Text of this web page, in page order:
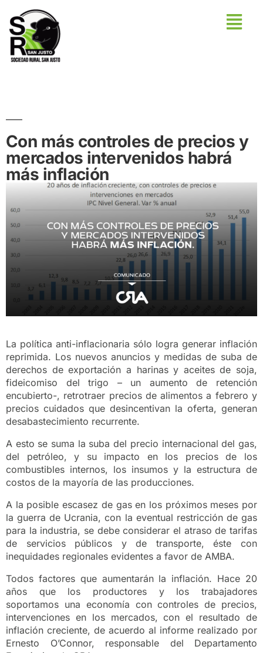
Con más controles de precios y
mercados intervenidos habrá
más inflación
La política anti-inflacionaria sólo logra generar inflación
reprimida. Los nuevos anuncios y medidas de suba de
derechos de exportación a harinas y aceites de soja,
fideicomiso del trigo – un aumento de retención
encubierto-, retrotraer precios de alimentos a febrero y
precios cuidados que desincentivan la oferta, generan
desabastecimiento recurrente.
A esto se suma la suba del precio internacional del gas,
del petróleo, y su impacto en los precios de los
combustibles internos, los insumos y la estructura de
costos de la mayoría de las producciones.
A la posible escasez de gas en los próximos meses por
la guerra de Ucrania, con la eventual restricción de gas
para la industria, se debe considerar el atraso de tarifas
de servicios públicos y de transporte, éste con
inequidades regionales evidentes a favor de AMBA.
Todos factores que aumentarán la inflación. Hace 20
años que los productores y los trabajadores
soportamos una economía con controles de precios,
intervenciones en los mercados, con el resultado de
inflación creciente, de acuerdo al informe realizado por
Ernesto O’Connor, responsable del Departamento